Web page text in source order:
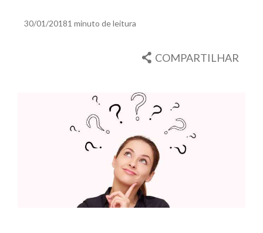
30/01/20181 minuto de leitura
COMPARTILHAR